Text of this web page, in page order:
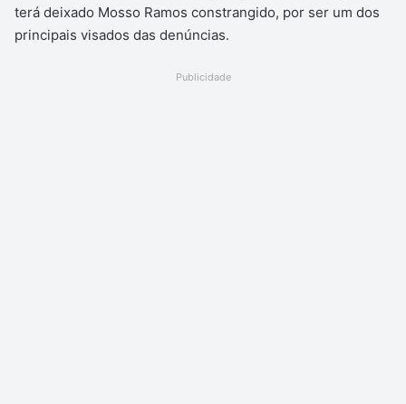
terá deixado Mosso Ramos constrangido, por ser um dos
principais visados das denúncias.
Publicidade